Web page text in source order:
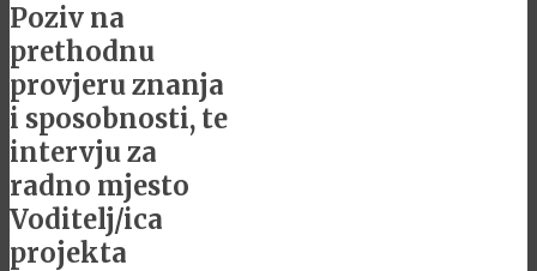
Poziv na
prethodnu
provjeru znanja
i sposobnosti, te
intervju za
radno mjesto
Voditelj/ica
projekta